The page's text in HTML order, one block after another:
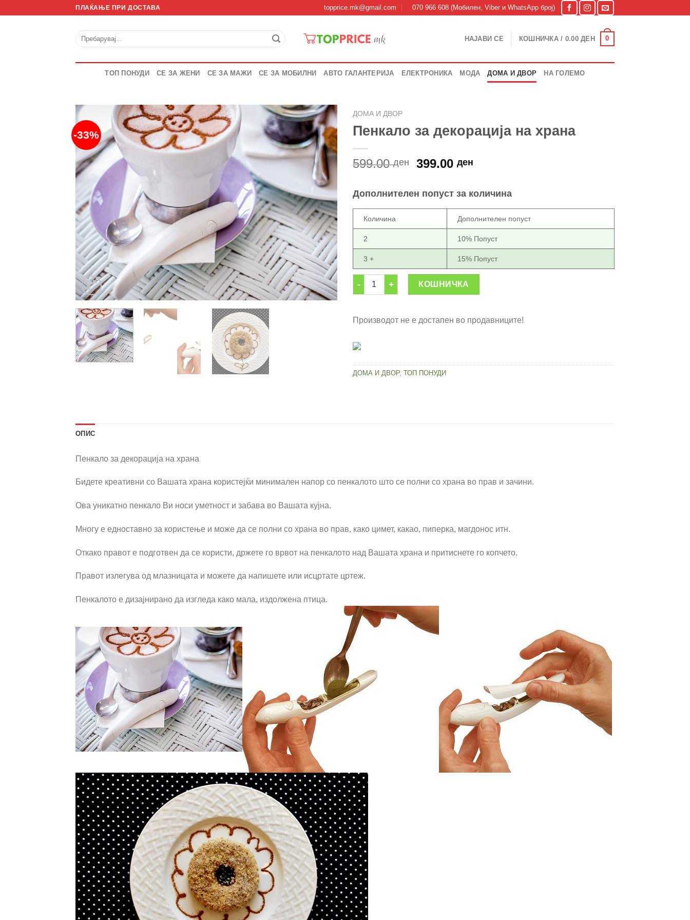
ПЛАЌАЊЕ ПРИ ДОСТАВА topprice.mk@gmail.com 070 966 608 (Мобилен, Viber и WhatsApp број)
Барај
НАЈАВИ СЕ КОШНИЧКА / 0.00ДЕН 0
ТОП ПОНУДИ СЕ ЗА ЖЕНИ СЕ ЗА МАЖИ СЕ ЗА МОБИЛНИ АВТО ГАЛАНТЕРИЈА ЕЛЕКТРОНИКА МОДА ДОМА И ДВОР НА ГОЛЕМО
-33%
ДОМА И ДВОР
Пенкало за декорација на храна
599.00ден
Original
599.00 ден.
399.00ден
399.00 ден.
Дополнителен попуст за количина
Количина Дополнителен попуст
2 10% Попуст
3 + 15% Попуст
Пенкало за декорација на храна количина
КОШНИЧКА
Производот не е достапен во продавниците!
ДОМА И ДВОР, ТОП ПОНУДИ
ОПИС
Пенкало за декорација на храна
Бидете креативни со Вашата храна користејќи минимален напор со пенкалото што се полни со храна во прав и зачини.
Ова уникатно пенкало Ви носи уметност и забава во Вашата кујна.
Многу е едноставно за користење и може да се полни со храна во прав, како цимет, какао, пиперка, магдонос итн.
Откако правот е подготвен да се користи, држете го врвот на пенкалото над Вашата храна и притиснете го копчето.
Правот излегува од млазницата и можете да напишете или исцртате цртеж.
Пенкалото е дизајнирано да изгледа како мала, издолжена птица.